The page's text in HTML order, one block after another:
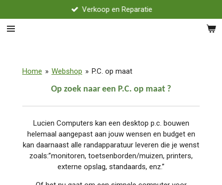
direct
naar
Verkoop en Reparatie
Home » Webshop » P.C. op maat
Op zoek naar een P.C. op maat ?
Lucien Computers kan een desktop p.c. bouwen
helemaal aangepast aan jouw wensen en budget en
kan daarnaast alle randapparatuur leveren die je wenst
zoals:”monitoren, toetsenborden/muizen, printers,
externe opslag, standaards, enz.”